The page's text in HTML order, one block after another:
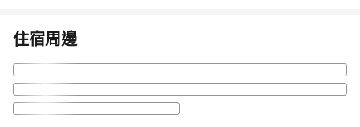
住宿周邊